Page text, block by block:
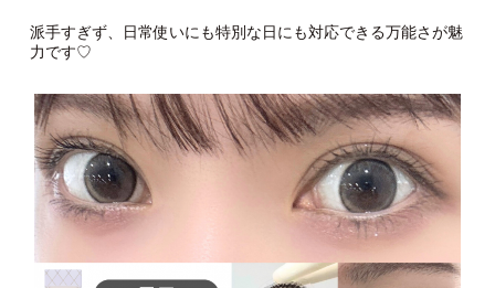
派手すぎず、日常使いにも特別な日にも対応できる万能さが魅
力です♡